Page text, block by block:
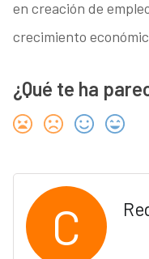
en creación de
crecimiento
¿Qué te ha
C